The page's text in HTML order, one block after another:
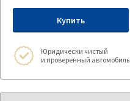
Купить
Юридически чистый
и проверенный автомобиль